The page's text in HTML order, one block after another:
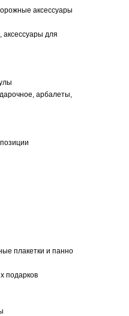
аксессуары
для
арбалеты,
плакетки и панно
подарков